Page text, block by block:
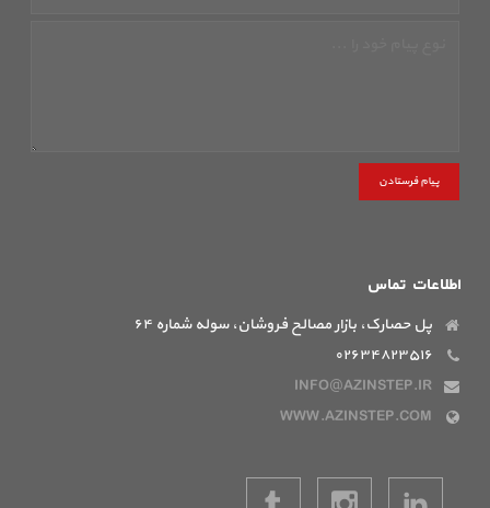
پیام فرستادن
اطلاعات تماس
پل حصارک، بازار مصالح فروشان، سوله شماره ۶۴
۰۲۶۳۴۸۲۳۵۱۶
INFO@AZINSTEP.IR
WWW.AZINSTEP.COM